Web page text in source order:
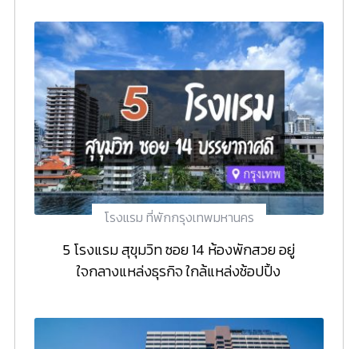
โรงแรม ที่พักกรุงเทพมหานคร
5 โรงแรม สุขุมวิท ซอย 14 ห้องพักสวย อยู่
ใจกลางแหล่งธุรกิจ ใกล้แหล่งช้อปปิ้ง